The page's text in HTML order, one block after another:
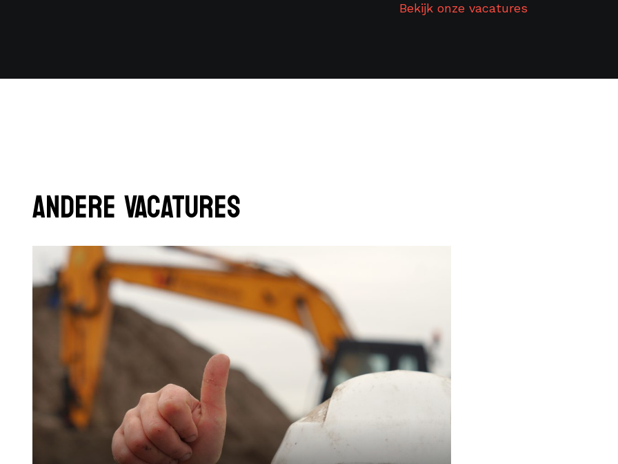
Bekijk onze vacatures
ANDERE VACATURES